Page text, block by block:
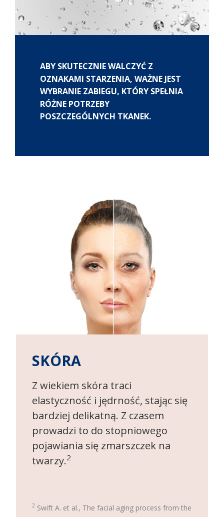
ABY SKUTECZNIE WALCZYĆ Z
OZNAKAMI STARZENIA, WAŻNE JEST
WYBRANIE ZABIEGU, KTÓRY SPEŁNIA
RÓŻNE POTRZEBY
POSZCZEGÓLNYCH TKANEK.
SKÓRA
Z wiekiem skóra traci
elastyczność i jędrność, stając się
bardziej delikatną. Z czasem
prowadzi to do stopniowego
pojawiania się zmarszczek na
twarzy.2
2 Swift A. et al., The facial aging process from the